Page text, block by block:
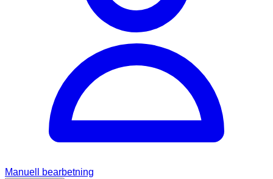
Manuell bearbetning